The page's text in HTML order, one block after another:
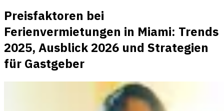
Preisfaktoren bei
Ferienvermietungen in Miami: Trends
2025, Ausblick 2026 und Strategien
für Gastgeber